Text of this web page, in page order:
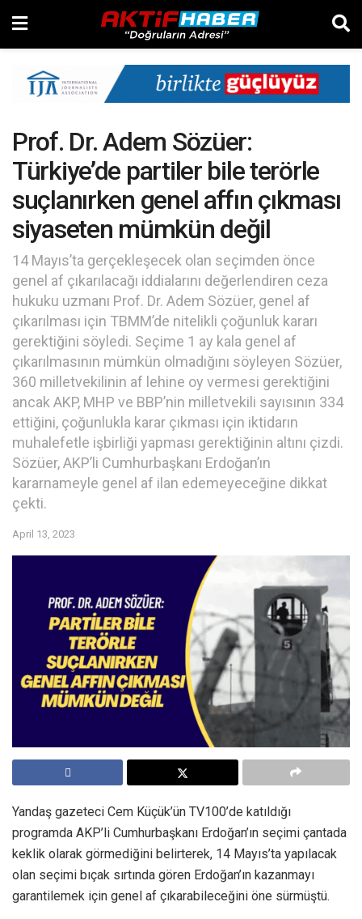
Prof. Dr. Adem Sözüer:
Türkiye’de partiler bile terörle
suçlanırken genel affın çıkması
siyaseten mümkün değil
14 Mayıs’ta gerçekleşecek olan seçimden önce
genel af çıkarılacağı iddialarını değerlendiren ceza
hukuku uzmanı Prof. Dr. Adem Sözüer, genel af
çıkarılması için TBMM’de nitelikli çoğunluk kararı
gerektiğini söyledi. Seçime 1 ay kala genel af
çıkarılmasının mümkün olmadığını söyleyen Sözüer,
360 milletvekilinin af lehine oy vermesi gerektiğini
ancak AKP, MHP ve BBP’nin milletvekili sayısının 334
ettiğini, çoğunlukla karar çıkması için iktidarın
muhalefetle işbirliği yapması gerektiğinin altını çizdi.
Sözüer, AKP’li Cumhurbaşkanı Erdoğan’ın
kararnameyle genel af ilan edemeyeceğine dikkat
çekti.
April 13, 2023
Yandaş gazeteci Cem Küçük’ün TV100’de katıldığı
programda AKP’li Cumhurbaşkanı Erdoğan’ın seçimi çantada
keklik olarak görmediğini belirterek, 14 Mayıs’ta yapılacak
olan seçimi bıçak sırtında gören Erdoğan’ın kazanmayı
garantilemek için genel af çıkarabileceğini öne sürmüştü.